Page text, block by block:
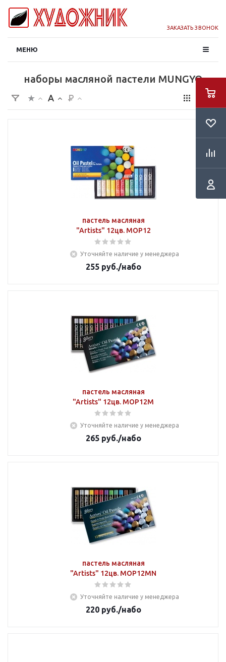
ЗАКАЗАТЬ ЗВОНОК
МЕНЮ
наборы масляной пастели MUNGYO
пастель масляная
"Artists" 12цв. MOP12
Уточняйте наличие у менеджера
255руб./набо
пастель масляная
"Artists" 12цв. MOP12M
Уточняйте наличие у менеджера
265руб./набо
пастель масляная
"Artists" 12цв. MOP12MN
Уточняйте наличие у менеджера
220руб./набо